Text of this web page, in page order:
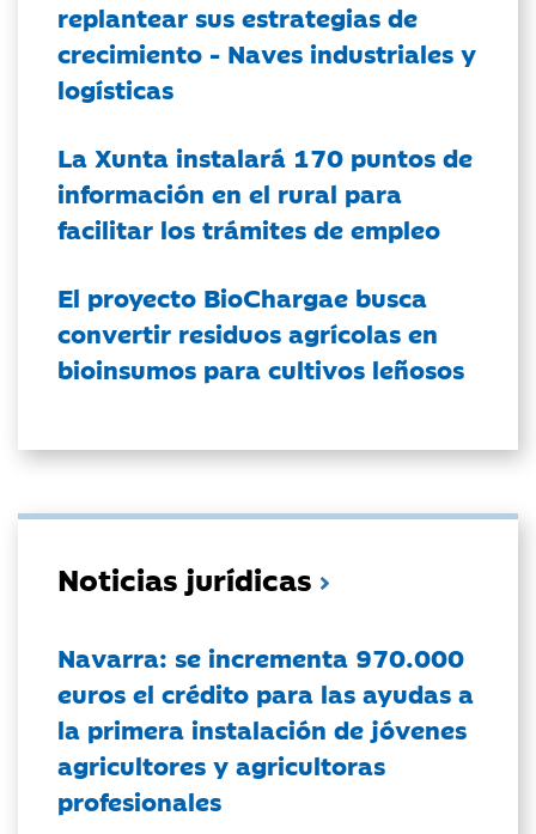
replantear sus estrategias de
crecimiento - Naves industriales y
logísticas
La Xunta instalará 170 puntos de
información en el rural para
facilitar los trámites de empleo
El proyecto BioChargae busca
convertir residuos agrícolas en
bioinsumos para cultivos leñosos
Noticias jurídicas
Navarra: se incrementa 970.000
euros el crédito para las ayudas a
la primera instalación de jóvenes
agricultores y agricultoras
profesionales